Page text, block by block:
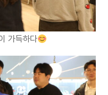
가득하다